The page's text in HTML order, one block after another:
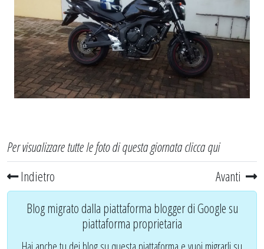
Per visualizzare tutte le foto di questa giornataclicca qui
Indietro
Avanti
Blog migrato dalla piattaforma blogger di Google su
piattaforma proprietaria